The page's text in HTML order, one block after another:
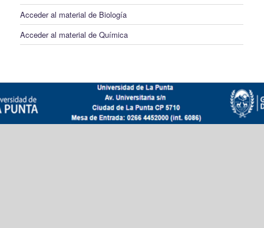
Acceder al material de Biología
Acceder al material de Química